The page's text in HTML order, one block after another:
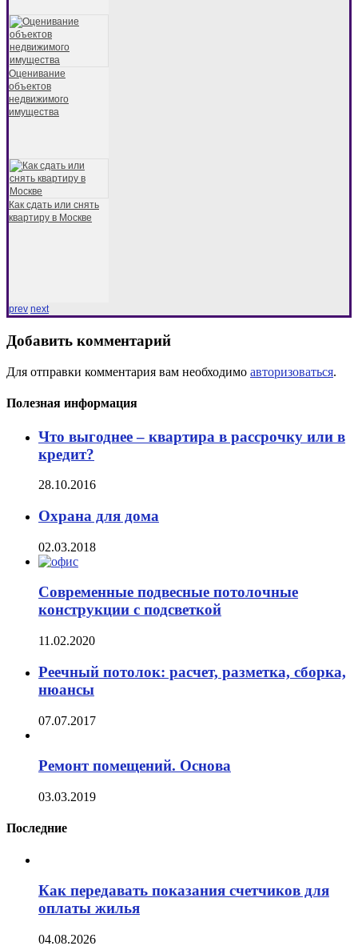
Оценивание
объектов
недвижимого
имущества
Как сдать или снять
квартиру в Москве
prev next
Добавить комментарий
Для отправки комментария вам необходимо авторизоваться.
Полезная информация
Что выгоднее – квартира в рассрочку или в
кредит?
28.10.2016
Охрана для дома
02.03.2018
Современные подвесные потолочные
конструкции с подсветкой
11.02.2020
Реечный потолок: расчет, разметка, сборка,
нюансы
07.07.2017
Ремонт помещений. Основа
03.03.2019
Последние
Как передавать показания счетчиков для
оплаты жилья
04.08.2026